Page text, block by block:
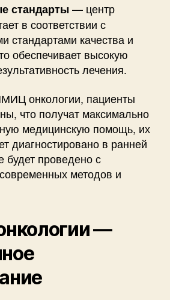
стандарты— центр
в соответствии с
стандартами качества и
обеспечивает высокую
лечения.
онкологии, пациенты
что получат максимально
медицинскую помощь, их
диагностировано в ранней
будет проведено с
методов и
—